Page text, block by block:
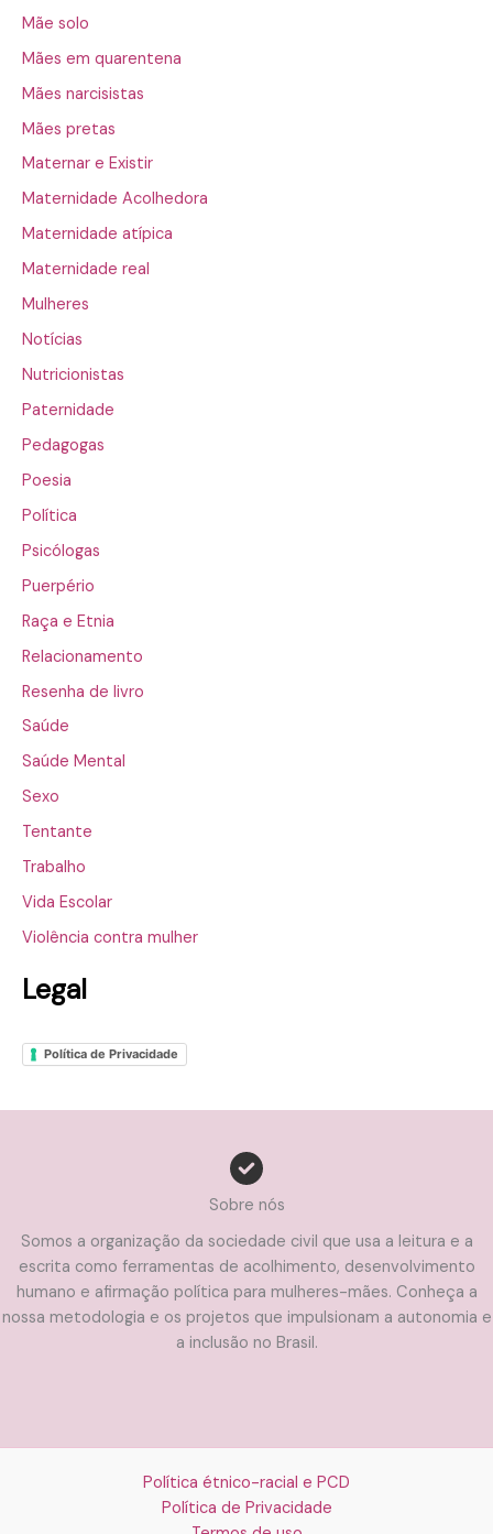
Mãe solo
Mães em quarentena
Mães narcisistas
Mães pretas
Maternar e Existir
Maternidade Acolhedora
Maternidade atípica
Maternidade real
Mulheres
Notícias
Nutricionistas
Paternidade
Pedagogas
Poesia
Política
Psicólogas
Puerpério
Raça e Etnia
Relacionamento
Resenha de livro
Saúde
Saúde Mental
Sexo
Tentante
Trabalho
Vida Escolar
Violência contra mulher
Legal
Política de Privacidade
Sobre nós
Somos a organização da sociedade civil que usa a leitura e a
escrita como ferramentas de acolhimento, desenvolvimento
humano e afirmação política para mulheres-mães. Conheça a
nossa metodologia e os projetos que impulsionam a autonomia e
a inclusão no Brasil.
Política étnico-racial e PCD
Política de Privacidade